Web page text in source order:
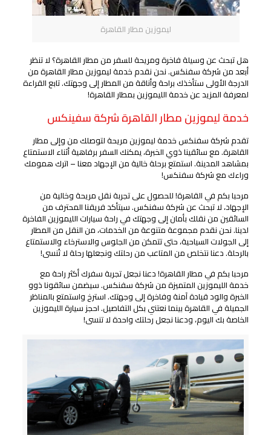
ليموزين مطار القاهرة
هل تبحث عن وسيلة فاخرة ومريحة للسفر من مطار القاهرة؟ لا تنظر
أبعد من شركة سفنكس. نحن نقدم خدمة ليموزين مطار القاهرة من
الدرجة الأولى ستأخذك براحة وأناقة من المطار إلى وجهتك. تابع القراءة
لمعرفة المزيد عن خدمة الليموزين بمطار القاهرة!
خدمة ليموزين مطار القاهرة شركة سفينكس
تقدم شركة سفنكس خدمة ليموزين مريحة لتوصلك من وإلى مطار
القاهرة. مع سائقينا ذوي الخبرة، يمكنك السفر برفاهية أثناء الاستمتاع
بمشاهد المدينة. استمتع برحلة خالية من الإجهاد معنا – اترك همومك
وراءك مع شركة سفنكس!
مرحبا بكم في القاهرة! للحصول على تجربة نقل مريحة وخالية من
الإجهاد، لا تبحث عن شركة سفنكس. سيتأكد فريقنا المحترف من
السائقين من نقلك بأمان إلى وجهتك في راحة سيارات الليموزين الفاخرة
لدينا. نحن نقدم مجموعة متنوعة من الخدمات، من النقل من المطار
إلى الجولات السياحية، حتى تتمكن من الجلوس والاسترخاء والاستمتاع
بالرحلة. دعنا نتخلص من المتاعب من رحلتك ونجعلها رحلة لا تُنسى!
مرحبا بكم في مطار القاهرة! دعنا نجعل تجربة سفرك أكثر راحة مع
خدمة الليموزين المتميزة من شركة سفنكس. سيضمن سائقونا ذوو
الخبرة والود قيادة آمنة وفاخرة إلى وجهتك. استرخ واستمتع بالمناظر
الجميلة في القاهرة بينما نعتني بكل التفاصيل. احجز سيارة الليموزين
الخاصة بك اليوم، ودعنا نجعل رحلتك واحدة لا تنسى!